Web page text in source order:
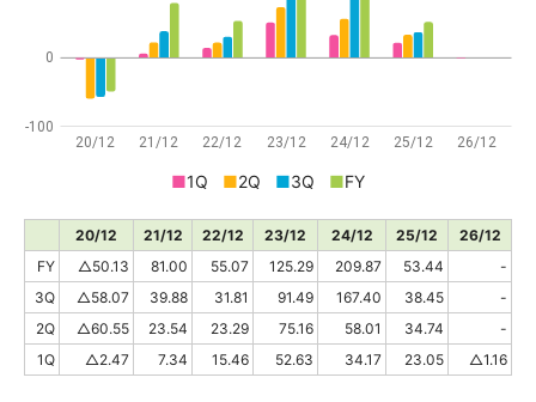
20/12 21/12 22/12 23/12 24/12 25/12 26/12
-100
0
■1Q ■2Q ■3Q ■FY
20/12 21/12 22/12 23/12 24/12 25/12
26/12
FY
△50.13 81.00 55.07 125.29 209.87 53.44
-
3Q
△58.07 39.88 31.81 91.49 167.40 38.45
-
2Q
△60.55 23.54 23.29 75.16 58.01 34.74
-
1Q
△2.47 7.34 15.46 52.63 34.17 23.05 △1.16